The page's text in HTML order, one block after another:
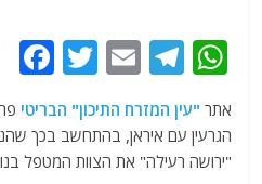
W
at
s
T
e
g
E
ai
l
T
itt
er
c
e
אתר "עין המזרח התיכון" הבריטי
הגרעין עם איראן, בהתחשב בכך
"ירושה רעילה" את הצוות המטפל